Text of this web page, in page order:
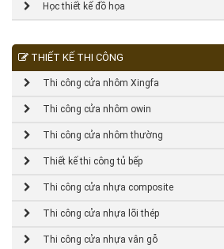
Học thiết kế đồ họa
THIẾT KẾ THI CÔNG
Thi công cửa nhôm Xingfa
Thi công cửa nhôm owin
Thi công cửa nhôm thường
Thiết kế thi công tủ bếp
Thi công cửa nhựa composite
Thi công cửa nhựa lõi thép
Thi công cửa nhựa vân gỗ